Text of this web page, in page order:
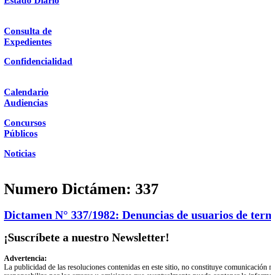
Consulta de
Expedientes
Confidencialidad
Calendario
Audiencias
Concursos
Públicos
Noticias
Numero Dictámen: 337
Dictamen N° 337/1982: Denuncias de usuarios de
¡Suscríbete a nuestro Newsletter!
Advertencia:
La publicidad de las resoluciones contenidas en este sitio, no constituye